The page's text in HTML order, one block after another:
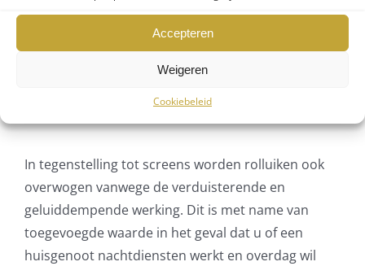
Accepteren
Weigeren
Cookiebeleid
wanneer in gebruik, inherent inbraak vertragend.
Verduisterend en
geluiddempend
In tegenstelling tot screens worden rolluiken ook
overwogen vanwege de verduisterende en
geluiddempende werking. Dit is met name van
toegevoegde waarde in het geval dat u of een
huisgenoot nachtdiensten werkt en overdag wil